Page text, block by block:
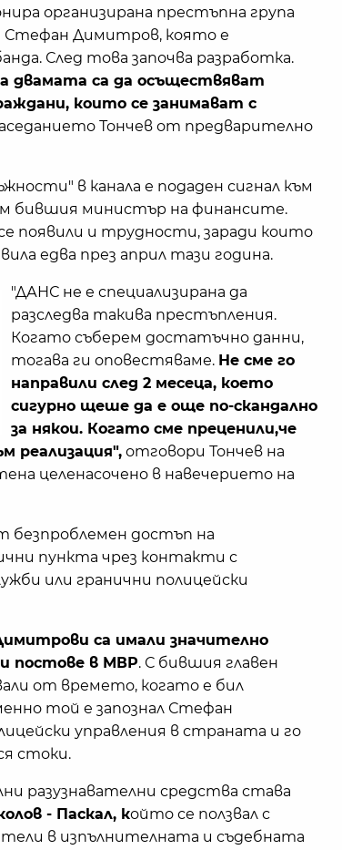
организирана престъпна група
Стефан Димитров, която е
След това започва разработка.
двамата са да осъществяват
които се занимават с
Тончев от предварително
в канала е подаден сигнал към
бившия министър на финансите.
появили и трудности, заради които
едва през април тази година.
"ДАНС не е специализирана да
разследва такива престъпления.
Когато съберем достатъчно данни,
тогава ги оповестяваме. Не сме го
направили след 2 месеца, което
сигурно щеше да е още по-скандално
за някои. Когато сме преценили,че
реализация", отговори Тончев на
целенасочено в навечерието на
безпроблемен достъп на
пункта чрез контакти с
или гранични полицейски
са имали значително
постове в МВР. С бившия главен
от времето, когато е бил
той е запознал Стефан
управления в страната и го
стоки.
разузнавателни средства става
- Паскал, който се ползвал с
в изпълнителната и съдебната